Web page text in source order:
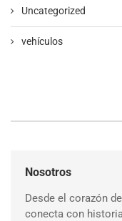
Uncategorized
vehículos
Nosotros
Desde el corazón
conecta con